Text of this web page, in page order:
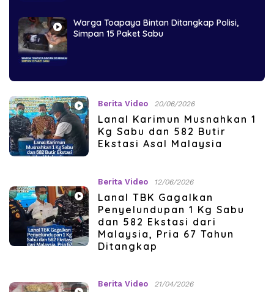
Warga Toapaya Bintan Ditangkap Polisi,
Simpan 15 Paket Sabu
Berita Video 20/06/2026
Lanal Karimun Musnahkan 1
Kg Sabu dan 582 Butir
Ekstasi Asal Malaysia
Berita Video 12/06/2026
Lanal TBK Gagalkan
Penyelundupan 1 Kg Sabu
dan 582 Ekstasi dari
Malaysia, Pria 67 Tahun
Ditangkap
Berita Video 21/04/2026